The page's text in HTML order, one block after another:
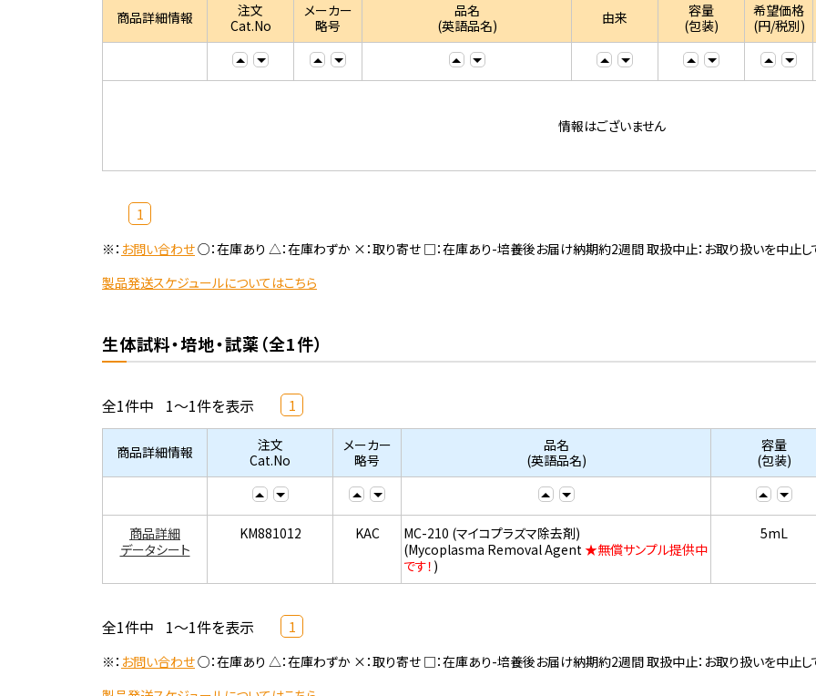
商品詳細情報
注文
Cat.No
メーカー
略号
品名
(英語品名)
由来
容量
(包装)
希望価格
(円/税別)
情報はございません
1
※： お問い合わせ○：在庫あり △：在庫わずか ×：取り寄せ □：在庫あり-培養後お届け納期約2週間 取扱中止：お取り扱いを中止して
製品発送スケジュールについてはこちら
生体試料・培地・試薬（全1件）
全1件中 1～1件を表示 1
商品詳細情報
注文
Cat.No
メーカー
略号
品名
(英語品名)
容量
(包装)
商品詳細
データシート
KM881012 KAC
MC-210 (マイコプラズマ除去剤)
(Mycoplasma Removal Agent★無償サンプル提供中
です！ )
5mL
全1件中 1～1件を表示 1
※： お問い合わせ○：在庫あり △：在庫わずか ×：取り寄せ □：在庫あり-培養後お届け納期約2週間 取扱中止：お取り扱いを中止して